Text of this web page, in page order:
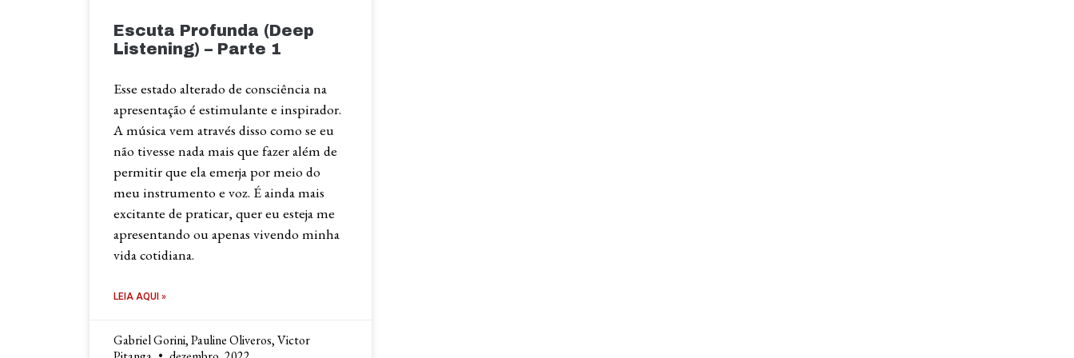
Escuta Profunda (Deep
Listening) – Parte 1
Esse estado alterado de consciência na
apresentação é estimulante e inspirador.
A música vem através disso como se eu
não tivesse nada mais que fazer além de
permitir que ela emerja por meio do
meu instrumento e voz. É ainda mais
excitante de praticar, quer eu esteja me
apresentando ou apenas vivendo minha
vida cotidiana.
LEIA AQUI »
Gabriel Gorini, Pauline Oliveros, Victor